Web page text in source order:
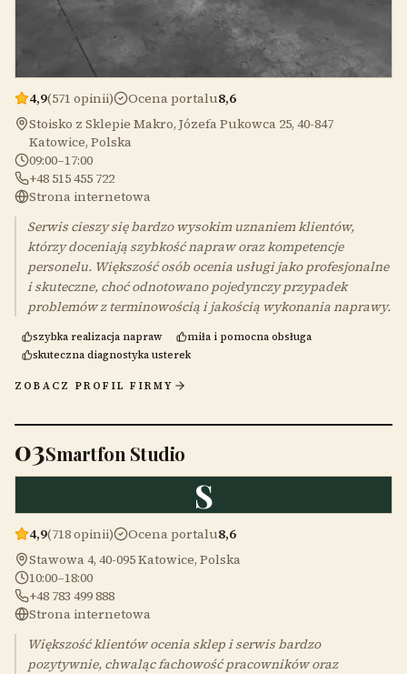
4,9(571 opinii) Ocena portalu8,6
Stoisko z Sklepie Makro, Józefa Pukowca 25, 40-847
Katowice, Polska
09:00–17:00
+48 515 455 722
Strona internetowa
Serwis cieszy się bardzo wysokim uznaniem klientów,
którzy doceniają szybkość napraw oraz kompetencje
personelu. Większość osób ocenia usługi jako profesjonalne
i skuteczne, choć odnotowano pojedynczy przypadek
problemów z terminowością i jakością wykonania naprawy.
szybka realizacja napraw
miła i pomocna obsługa
skuteczna diagnostyka usterek
ZOBACZ PROFIL FIRMY
03Smartfon Studio
S
4,9(718 opinii) Ocena portalu8,6
Stawowa 4, 40-095 Katowice, Polska
10:00–18:00
+48 783 499 888
Strona internetowa
Większość klientów ocenia sklep i serwis bardzo
pozytywnie, chwaląc fachowość pracowników oraz